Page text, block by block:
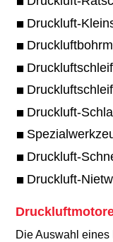
Druckluft-
Druckluft-
Druckluft-
Druckluft-
Die Auswahl eines